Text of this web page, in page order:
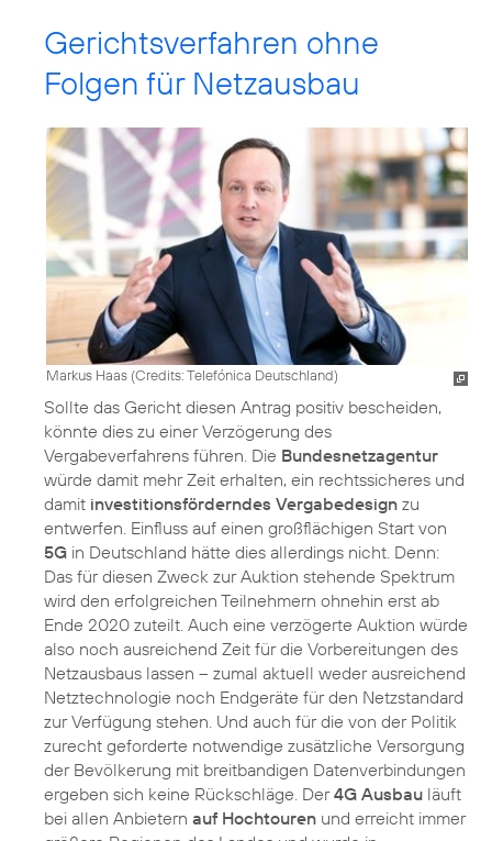
Gerichtsverfahren ohne
Folgen für Netzausbau
Markus Haas (Credits: Telefónica Deutschland)
Sollte das Gericht diesen Antrag positiv bescheiden,
könnte dies zu einer Verzögerung des
Vergabeverfahrens führen. Die Bundesnetzagentur
würde damit mehr Zeit erhalten, ein rechtssicheres und
damit investitionsförderndes Vergabedesign zu
entwerfen. Einfluss auf einen großflächigen Start von
5G in Deutschland hätte dies allerdings nicht. Denn:
Das für diesen Zweck zur Auktion stehende Spektrum
wird den erfolgreichen Teilnehmern ohnehin erst ab
Ende 2020 zuteilt. Auch eine verzögerte Auktion würde
also noch ausreichend Zeit für die Vorbereitungen des
Netzausbaus lassen – zumal aktuell weder ausreichend
Netztechnologie noch Endgeräte für den Netzstandard
zur Verfügung stehen. Und auch für die von der Politik
zurecht geforderte notwendige zusätzliche Versorgung
der Bevölkerung mit breitbandigen Datenverbindungen
ergeben sich keine Rückschläge. Der4G Ausbau läuft
bei allen Anbietern auf Hochtouren und erreicht immer